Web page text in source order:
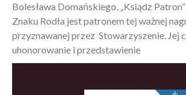
Bolesława Domańskiego. „Ksiądz
Znaku Rodła jest patronem tej ważnej
przyznawanej przez Stowarzyszenie. Jej
uhonorowanie i przedstawienie